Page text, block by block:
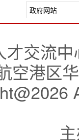
才交流
空港区